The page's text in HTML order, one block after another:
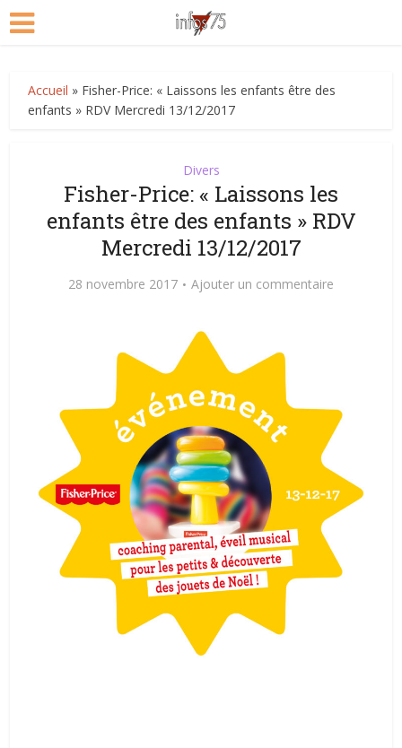
Accueil » Fisher-Price: « Laissons les enfants être des
enfants » RDV Mercredi 13/12/2017
Divers
Fisher-Price: « Laissons les
enfants être des enfants » RDV
Mercredi 13/12/2017
28 novembre 2017 Ajouter un commentaire